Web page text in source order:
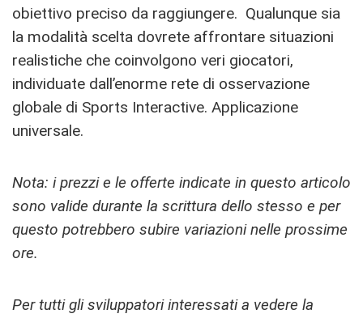
obiettivo preciso da raggiungere. Qualunque sia
la modalità scelta dovrete affrontare situazioni
realistiche che coinvolgono veri giocatori,
individuate dall’enorme rete di osservazione
globale di Sports Interactive. Applicazione
universale.
Nota: i prezzi e le offerte indicate in questo articolo
sono valide durante la scrittura dello stesso e per
questo potrebbero subire variazioni nelle prossime
ore.
Per tutti gli sviluppatori interessati a vedere la